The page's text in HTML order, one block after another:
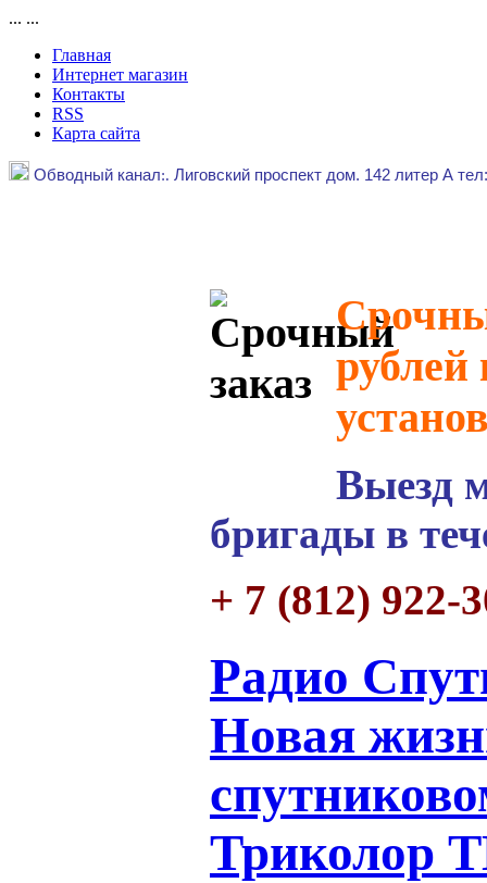
... ...
Главная
Интернет магазин
Контакты
RSS
Карта сайта
Обводный канал:. Лиговский проспект дом. 142 литер А
рублей
Выезд
бригады в
+ 7 (812) 922-
Радио
Новая
Триколор